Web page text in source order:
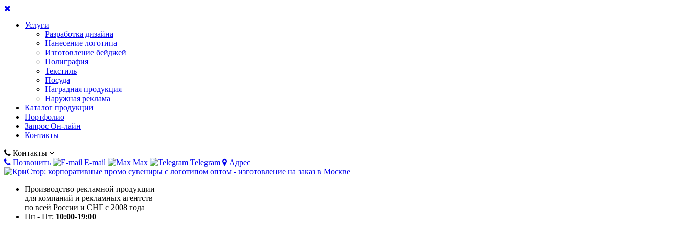
Услуги
Разработка дизайна
Нанесение логотипа
Изготовление бейджей
Полиграфия
Текстиль
Посуда
Наградная продукция
Наружная реклама
Каталог продукции
Портфолио
Запрос Он-лайн
Контакты
Контакты
Позвонить
E-mail Max Telegram Адрес
Производство рекламной продукции
для компаний и рекламных агентств
по всей России и СНГ с 2008 года
Пн - Пт: 10:00-19:00